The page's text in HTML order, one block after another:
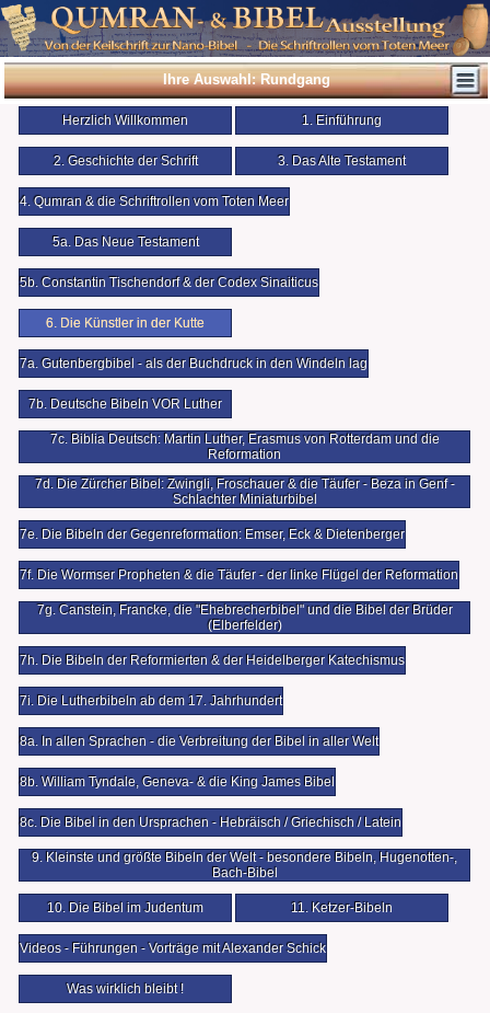
Ihre Auswahl: Rundgang
Herzlich Willkommen 1. Einführung
2. Geschichte der Schrift 3. Das Alte Testament
4. Qumran & die Schriftrollen vom Toten Meer
5a. Das Neue Testament
5b. Constantin Tischendorf & der Codex Sinaiticus
6. Die Künstler in der Kutte
7a. Gutenbergbibel - als der Buchdruck in den Windeln lag
7b. Deutsche Bibeln VOR Luther
7c. Biblia Deutsch: Martin Luther, Erasmus von Rotterdam und die
Reformation
7d. Die Zürcher Bibel: Zwingli, Froschauer & die Täufer - Beza in Genf -
Schlachter Miniaturbibel
7e. Die Bibeln der Gegenreformation: Emser, Eck & Dietenberger
7f. Die Wormser Propheten & die Täufer - der linke Flügel der Reformation
7g. Canstein, Francke, die "Ehebrecherbibel" und die Bibel der Brüder
(Elberfelder)
7h. Die Bibeln der Reformierten & der Heidelberger Katechismus
7i. Die Lutherbibeln ab dem 17. Jahrhundert
8a. In allen Sprachen - die Verbreitung der Bibel in aller Welt
8b. William Tyndale, Geneva- & die King James Bibel
8c. Die Bibel in den Ursprachen - Hebräisch / Griechisch / Latein
9. Kleinste und größte Bibeln der Welt - besondere Bibeln, Hugenotten-,
Bach-Bibel
10. Die Bibel im Judentum 11. Ketzer-Bibeln
Videos - Führungen - Vorträge mit Alexander Schick
Was wirklich bleibt !